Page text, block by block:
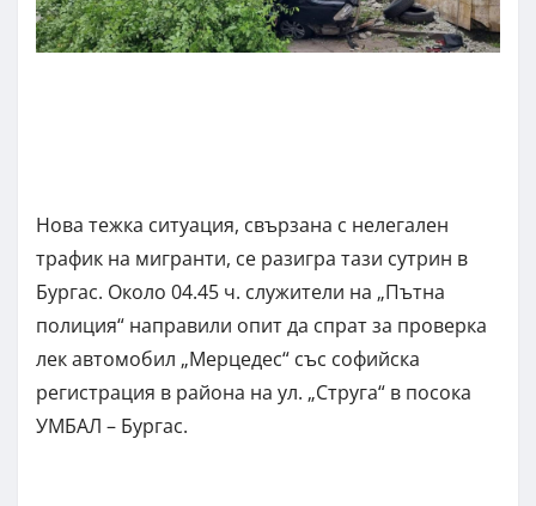
Нова тежка ситуация, свързана с нелегален
трафик на мигранти, се разигра тази сутрин в
Бургас. Около 04.45 ч. служители на „Пътна
полиция“ направили опит да спрат за проверка
лек автомобил „Мерцедес“ със софийска
регистрация в района на ул. „Струга“ в посока
УМБАЛ – Бургас.